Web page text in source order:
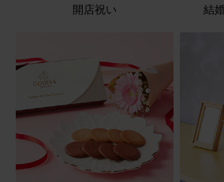
開店祝い 結